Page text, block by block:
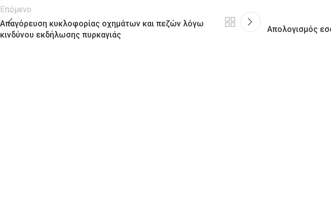
Επόμενο
Απαγόρευση κυκλοφορίας οχημάτων και πεζών λόγω
κινδύνου εκδήλωσης πυρκαγιάς
Απολογισμός